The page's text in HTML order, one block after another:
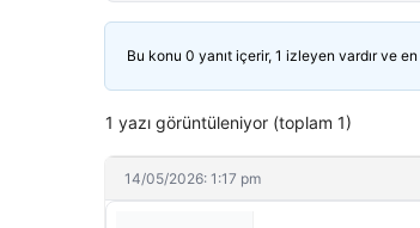
Bu konu 0 yanıt içerir, 1 izleyen vardır ve en
1 yazı görüntüleniyor (toplam 1)
14/05/2026: 1:17 pm